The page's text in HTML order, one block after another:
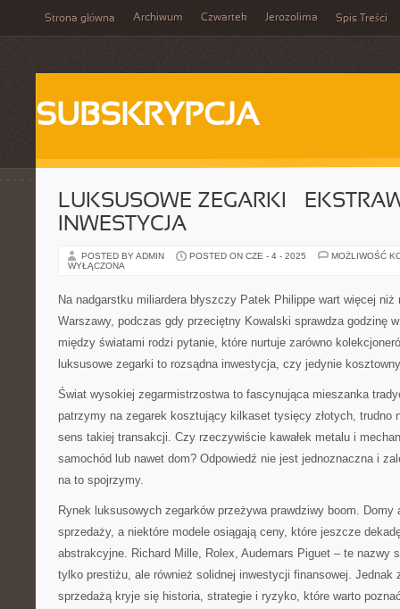
Strona główna Archiwum Czwartek Jerozolima Spis Treści
SUBSKRYPCJA
LUKSUSOWE ZEGARKI –
INWESTYCJA
POSTED BY ADMIN POSTED ON CZE - 4 - 2025
MOŻLIWOŚĆ
WYŁĄCZONA
Na nadgarstku miliardera błyszczy Patek Philippe wart więcej
Warszawy, podczas gdy przeciętny Kowalski sprawdza godzinę
między światami rodzi pytanie, które nurtuje zarówno
luksusowe zegarki to rozsądna inwestycja, czy jedynie
Świat wysokiej zegarmistrzostwa to fascynująca mieszanka
patrzymy na zegarek kosztujący kilkaset tysięcy złotych, trudno
sens takiej transakcji. Czy rzeczywiście kawałek metalu i
samochód lub nawet dom? Odpowiedź nie jest jednoznaczna i
na to spojrzymy.
Rynek luksusowych zegarków przeżywa prawdziwy boom. Domy
sprzedaży, a niektóre modele osiągają ceny, które jeszcze
abstrakcyjne. Richard Mille, Rolex, Audemars Piguet – te nazwy
tylko prestiżu, ale również solidnej inwestycji finansowej. Jednak
sprzedażą kryje się historia, strategie i ryzyko, które warto